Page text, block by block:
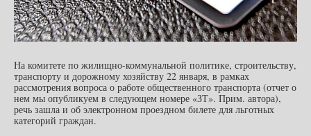
На комитете по жилищно-коммунальной политике, строительству,
транспорту и дорожному хозяйству 22 января, в рамках
рассмотрения вопроса о работе общественного транспорта (отчет о
нем мы опубликуем в следующем номере «ЗТ». Прим. автора),
речь зашла и об электронном проездном билете для льготных
категорий граждан.